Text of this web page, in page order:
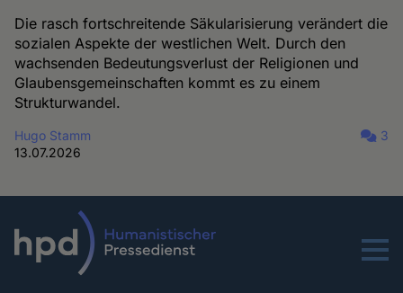
Die rasch fortschreitende Säkularisierung verändert die
sozialen Aspekte der westlichen Welt. Durch den
wachsenden Bedeutungsverlust der Religionen und
Glaubensgemeinschaften kommt es zu einem
Strukturwandel.
Hugo Stamm
13.07.2026
3
Menu